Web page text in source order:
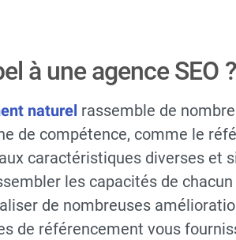
à une agence SEO ?
naturel rassemble de
de compétence, comme le
caractéristiques diverses et
les capacités de
de nombreuses
de référencement vous